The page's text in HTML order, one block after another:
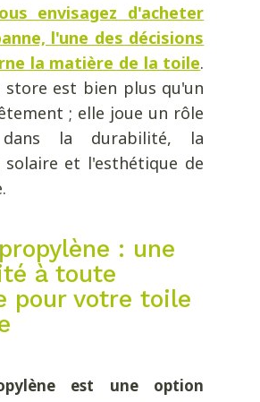
envisagez d'acheter
l'une des décisions
la matière de la toile.
store est bien plus qu'un
; elle joue un rôle
dans la durabilité, la
et l'esthétique de
: une
à toute
pour votre toile
est une option